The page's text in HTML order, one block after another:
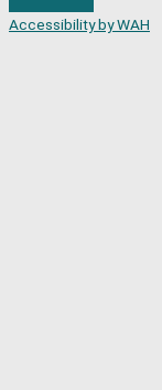
Accessibility by WAH